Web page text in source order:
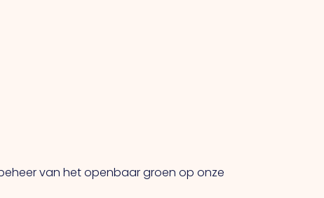
van het openbaar groen op onze